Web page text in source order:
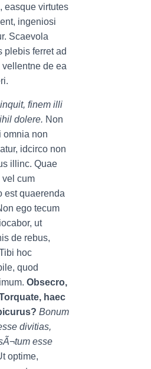
easque virtutes
ingeniosi
Scaevola
plebis ferret ad
vellentne de ea
finem illi
dolere. Non
omnia non
idcirco non
illinc. Quae
vel cum
est quaerenda
ego tecum
ut
de rebus,
hoc
quod
Obsecro,
haec
Bonum
divitias,
esse
optime,